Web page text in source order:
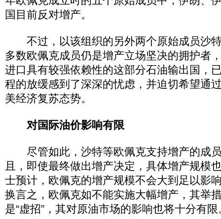
国目前反对增产。
不过，以该组织的另外两个原始成员沙
多数欧佩克成员仍是增产立场坚决的拥护者
进口具有较强依赖性的这部分石油输出国，
程的放缓感到了深深的忧虑，并迫切希望通
美经济复苏态势。
对国际油价影响有限
尽管如此，沙特等欧佩克支持增产的成
且，即使最终做出增产决定，具体增产规模
士预计，欧佩克的增产规模不会大到足以影
换言之，欧佩克如不能实施大幅增产，其举
是“虚招”，其对原油市场的影响也将十分有限